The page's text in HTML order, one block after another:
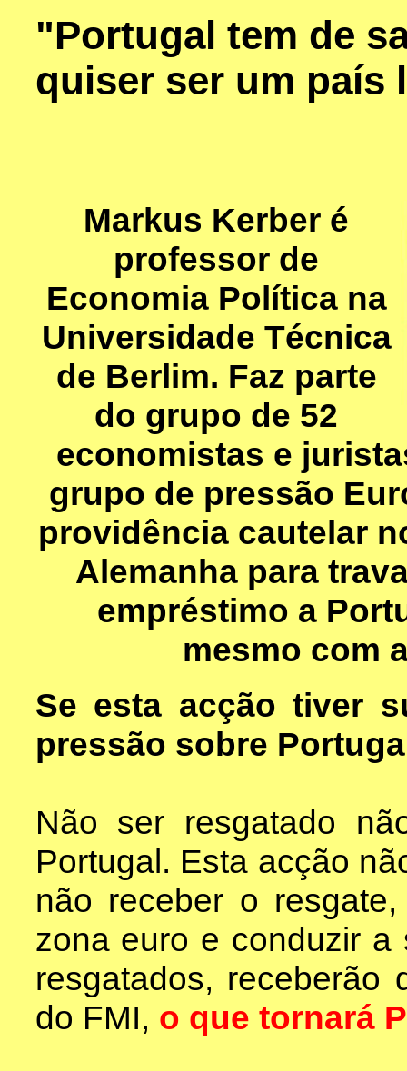
"Portugal tem de
quiser ser um país
Markus Kerber é
professor de
Economia Política na
Universidade Técnica
de Berlim. Faz parte
do grupo de 52
economistas e
grupo de pressão
providência cautelar
Alemanha para
empréstimo a
mesmo com
Se esta acção tiver
pressão sobre
Não ser resgatado
Portugal. Esta acção
não receber o
zona euro e conduzir
resgatados, receberão
do FMI, o que tornará